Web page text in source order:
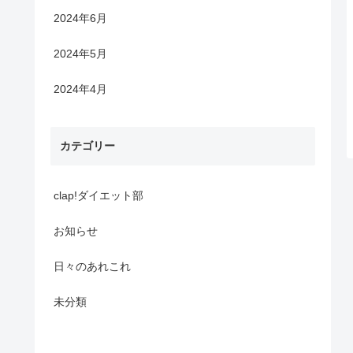
2024年6月
2024年5月
2024年4月
カテゴリー
clap!ダイエット部
お知らせ
日々のあれこれ
未分類